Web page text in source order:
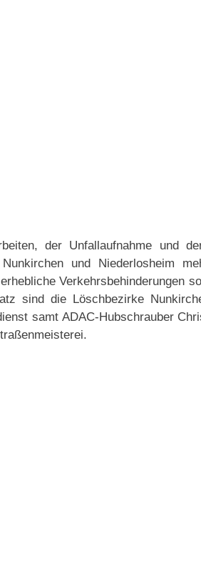
der Unfallaufnahme und
Nunkirchen und Niederlosheim
Verkehrsbehinderungen
sind die Löschbezirke
samt ADAC-Hubschrauber